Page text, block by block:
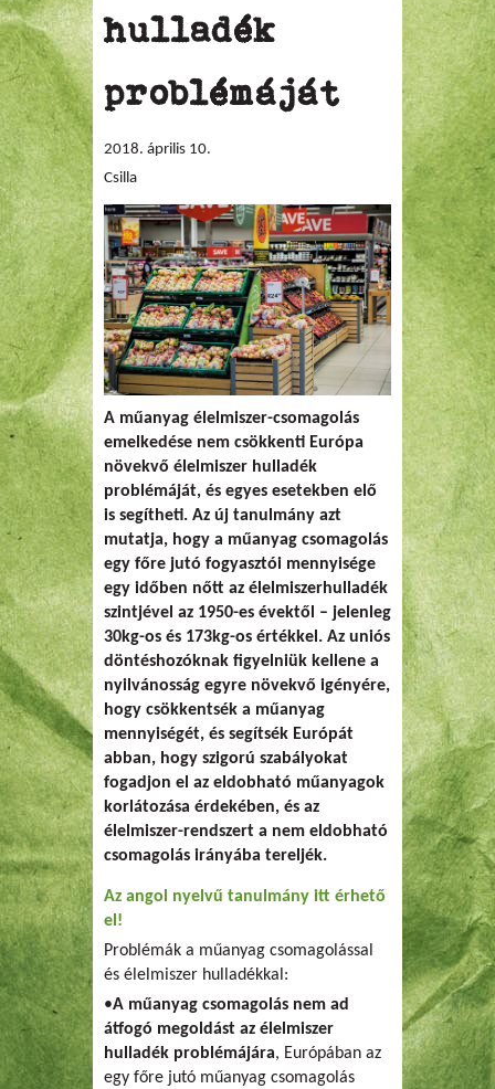
hulladék
problémáját
2018. április 10.
Csilla
A műanyag élelmiszer-csomagolás
emelkedése nem csökkenti Európa
növekvő élelmiszer hulladék
problémáját, és egyes esetekben elő
is segítheti. Az új tanulmány azt
mutatja, hogy a műanyag csomagolás
egy főre jutó fogyasztói mennyisége
egy időben nőtt az élelmiszerhulladék
szintjével az 1950-es évektől – jelenleg
30kg-os és 173kg-os értékkel. Az uniós
döntéshozóknak figyelniük kellene a
nyilvánosság egyre növekvő igényére,
hogy csökkentsék a műanyag
mennyiségét, és segítsék Európát
abban, hogy szigorú szabályokat
fogadjon el az eldobható műanyagok
korlátozása érdekében, és az
élelmiszer-rendszert a nem eldobható
csomagolás irányába tereljék.
Az angol nyelvű tanulmány itt érhető
el!
Problémák a műanyag csomagolással
és élelmiszer hulladékkal:
•A műanyag csomagolás nem ad
átfogó megoldást az élelmiszer
hulladék problémájára, Európában az
egy főre jutó műanyag csomagolás